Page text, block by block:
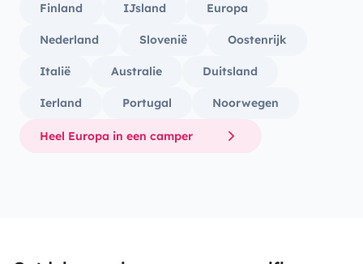
Finland IJsland Europa
Nederland Slovenië Oostenrijk
Italië Australie Duitsland
Ierland Portugal Noorwegen
Heel Europa in een camper